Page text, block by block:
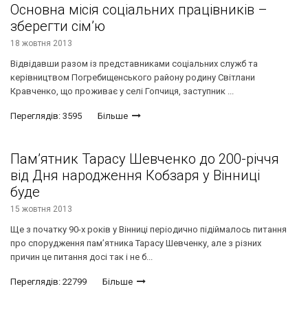
Основна місія соціальних працівників –
зберегти сім’ю
18 жовтня 2013
Відвідавши разом із представниками соціальних служб та
керівництвом Погребищенського району родину Світлани
Кравченко, що проживає у селі Гопчиця, заступник ...
Переглядів: 3595 Більше
Пам’ятник Тарасу Шевченко до 200-річчя
від Дня народження Кобзаря у Вінниці
буде
15 жовтня 2013
Ще з початку 90-х років у Вінниці періодично підіймалось питання
про спорудження пам’ятника Тарасу Шевченку, але з різних
причин це питання досі так і не б...
Переглядів: 22799 Більше